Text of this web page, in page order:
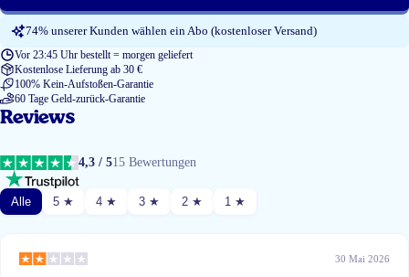
74% unserer Kunden wählen ein Abo (kostenloser Versand)
Vor 23:45 Uhr bestellt = morgen geliefert
Kostenlose Lieferung ab 30 €
100% Kein-Aufstoßen-Garantie
60 Tage Geld-zurück-Garantie
Reviews
4,3 / 515 Bewertungen
Alle 5 ★ 4 ★ 3 ★ 2 ★ 1 ★
30 Mai 2026